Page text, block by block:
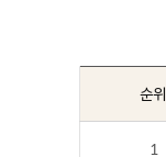
순위
1